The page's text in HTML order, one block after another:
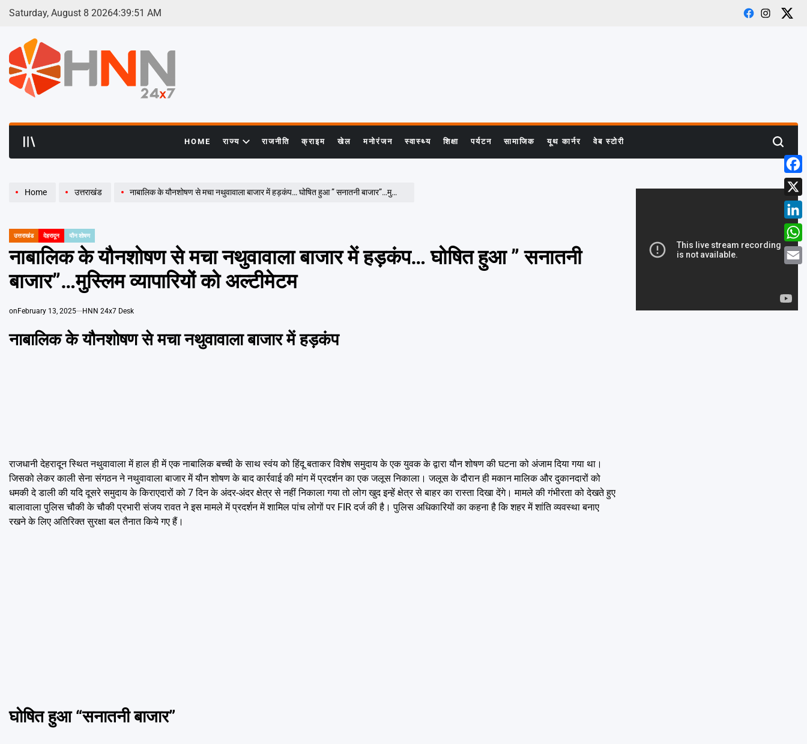
Skip
Saturday, August 8 20264:39:51 AM
FacebookX
HOME राज्य राजनीति क्राइम खेल मनोरंजन स्वास्थ्य शिक्षा पर्यटन सामाजिक यूथ कार्नर वेब स्टोरी Search
Home उत्तराखंड नाबालिक के यौनशोषण से मचा नथुवावाला बाजार में हड़कंप… घोषित हुआ ” सनातनी बाजार”…मुस्लिम व्यापारियों को अल्टीमेटम
POSTED
उत्तराखंड देहरादून यौन शोषण
नाबालिक के यौनशोषण से मचा नथुवावाला बाजार में हड़कंप… घोषित हुआ ” सनातनी
बाजार”…मुस्लिम व्यापारियों को अल्टीमेटम
onFebruary 13, 2025 HNN 24x7 Desk
नाबालिक के यौनशोषण से मचा नथुवावाला बाजार में हड़कंप
राजधानी देहरादून स्थित नथुवावाला में हाल ही में एक नाबालिक बच्ची के साथ स्वंय को हिंदू बताकर विशेष समुदाय के एक युवक के द्वारा यौन शोषण की घटना को अंजाम दिया गया था।
जिसको लेकर काली सेना संगठन ने नथुवावाला बाजार में यौन शोषण के बाद कार्रवाई की मांग में प्रदर्शन का एक जलूस निकाला। जलूस के दौरान ही मकान मालिक और दुकानदारों को
धमकी दे डाली की यदि दूसरे समुदाय के किराएदारों को 7 दिन के अंदर-अंदर क्षेत्र से नहीं निकाला गया तो लोग खुद इन्हें क्षेत्र से बाहर का रास्ता दिखा देंगे। मामले की गंभीरता को देखते हुए
बालावाला पुलिस चौकी के चौकी प्रभारी संजय रावत ने इस मामले में प्रदर्शन में शामिल पांच लोगों पर FIR दर्ज की है। पुलिस अधिकारियों का कहना है कि शहर में शांति व्यवस्था बनाए
रखने के लिए अतिरिक्त सुरक्षा बल तैनात किये गए हैं।
घोषित हुआ “सनातनी बाजार”
X